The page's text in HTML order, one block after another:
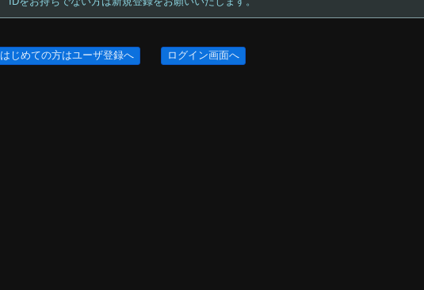
はじめての方はユーザ登録へ ログイン画面へ